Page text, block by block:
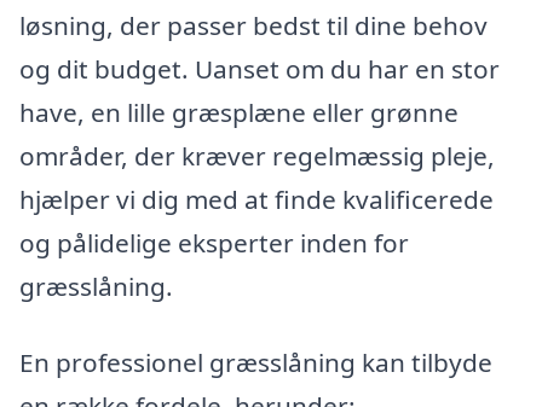
løsning, der passer bedst til dine behov
og dit budget. Uanset om du har en stor
have, en lille græsplæne eller grønne
områder, der kræver regelmæssig pleje,
hjælper vi dig med at finde kvalificerede
og pålidelige eksperter inden for
græsslåning.
En professionel græsslåning kan tilbyde